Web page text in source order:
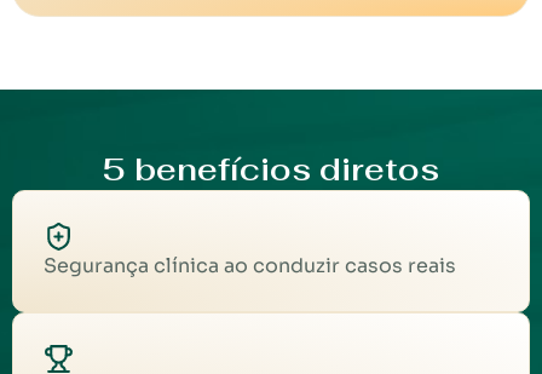
5 benefícios diretos
Segurança clínica ao conduzir casos reais